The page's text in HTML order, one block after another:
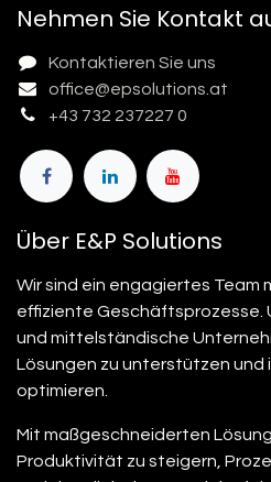
Nehmen Sie Kontakt
Kontaktieren Sie uns
office@epsolutions.at
+43 732 237227 0
Über E&P Solutions
Wir sind ein engagiertes Team
effiziente Geschäftsprozesse.
und mittelständische
Lösungen zu unterstützen und
optimieren.
Mit maßgeschneiderten
Produktivität zu steigern,